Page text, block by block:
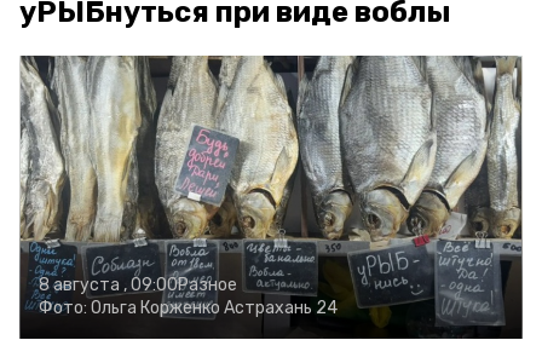
уРЫБнуться при виде воблы
8 августа , 09:00Разное
Фото: Ольга Корженко Астрахань 24